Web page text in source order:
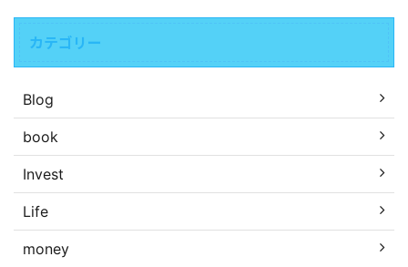
カテゴリー
Blog
book
Invest
Life
money